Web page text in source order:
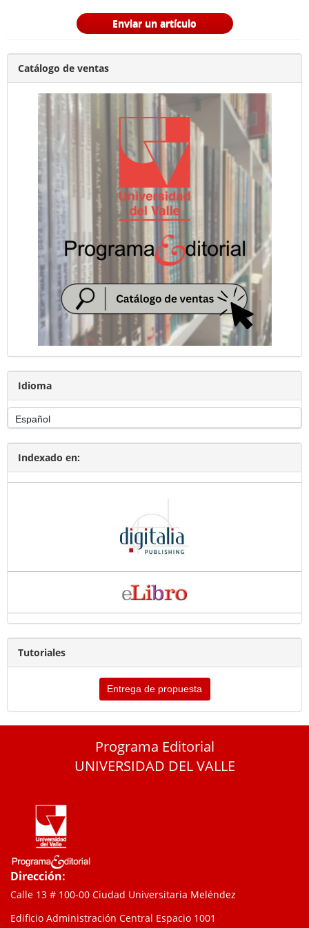
Enviar un artículo
Catálogo de ventas
Idioma
Indexado en:
Tutoriales
Entrega de propuesta
Programa Editorial
UNIVERSIDAD DEL VALLE
Dirección:
Calle 13 # 100-00 Ciudad Universitaria Meléndez
Edificio Administración Central Espacio 1001